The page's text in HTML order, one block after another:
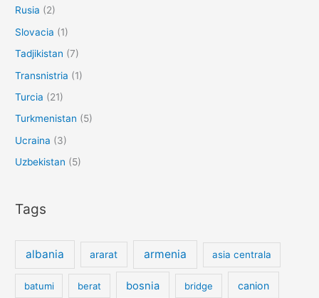
Rusia (2)
Slovacia (1)
Tadjikistan (7)
Transnistria (1)
Turcia (21)
Turkmenistan (5)
Ucraina (3)
Uzbekistan (5)
Tags
albania ararat armenia asia centrala
batumi berat bosnia bridge canion